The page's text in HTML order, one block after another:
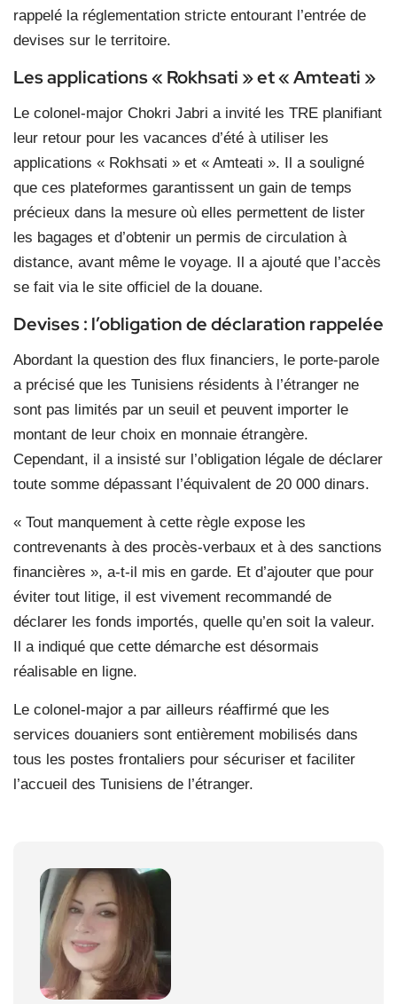
rappelé la réglementation stricte entourant l’entrée de
devises sur le territoire.
Les applications « Rokhsati » et « Amteati »
Le colonel-major Chokri Jabri a invité les TRE planifiant
leur retour pour les vacances d’été à utiliser les
applications « Rokhsati » et « Amteati ». Il a souligné
que ces plateformes garantissent un gain de temps
précieux dans la mesure où elles permettent de lister
les bagages et d’obtenir un permis de circulation à
distance, avant même le voyage. Il a ajouté que l’accès
se fait via le site officiel de la douane.
Devises : l’obligation de déclaration rappelée
Abordant la question des flux financiers, le porte-parole
a précisé que les Tunisiens résidents à l’étranger ne
sont pas limités par un seuil et peuvent importer le
montant de leur choix en monnaie étrangère.
Cependant, il a insisté sur l’obligation légale de déclarer
toute somme dépassant l’équivalent de 20 000 dinars.
« Tout manquement à cette règle expose les
contrevenants à des procès-verbaux et à des sanctions
financières », a-t-il mis en garde. Et d’ajouter que pour
éviter tout litige, il est vivement recommandé de
déclarer les fonds importés, quelle qu’en soit la valeur.
Il a indiqué que cette démarche est désormais
réalisable en ligne.
Le colonel-major a par ailleurs réaffirmé que les
services douaniers sont entièrement mobilisés dans
tous les postes frontaliers pour sécuriser et faciliter
l’accueil des Tunisiens de l’étranger.